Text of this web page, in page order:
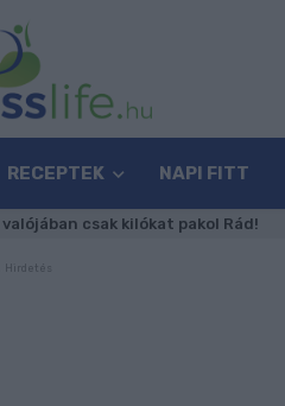
RECEPTEK NAPI FITT
csak kilókat pakol Rád!